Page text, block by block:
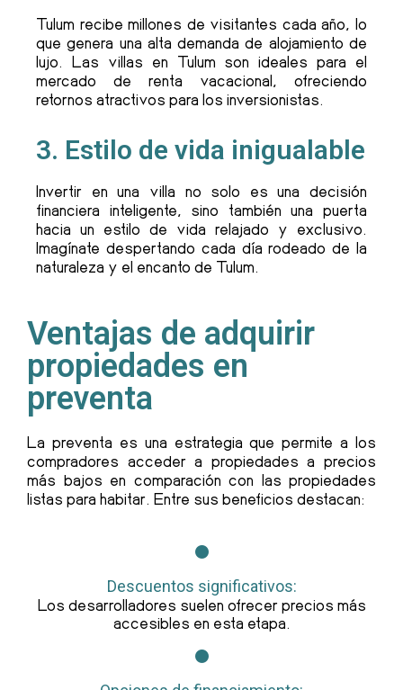
Tulum recibe millones de visitantes cada año, lo
que genera una alta demanda de alojamiento de
lujo. Las villas en Tulum son ideales para el
mercado de renta vacacional, ofreciendo
retornos atractivos para los inversionistas.
3. Estilo de vida inigualable
Invertir en una villa no solo es una decisión
financiera inteligente, sino también una puerta
hacia un estilo de vida relajado y exclusivo.
Imagínate despertando cada día rodeado de la
naturaleza y el encanto de Tulum.
Ventajas de adquirir
propiedades en
preventa
La preventa es una estrategia que permite a los
compradores acceder a propiedades a precios
más bajos en comparación con las propiedades
listas para habitar. Entre sus beneficios destacan:
Descuentos significativos:
Los desarrolladores suelen ofrecer precios más
accesibles en esta etapa.